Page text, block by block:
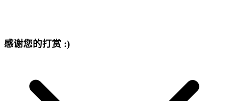
感谢您的打赏 :)